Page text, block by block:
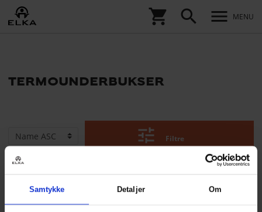
Samtykke Detaljer Om
shopping_cart search menu MENU
termounderbukser
tune Filtre